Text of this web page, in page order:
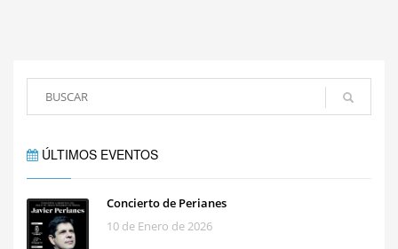
ÚLTIMOS EVENTOS
Concierto de Perianes
10 de Enero de 2026